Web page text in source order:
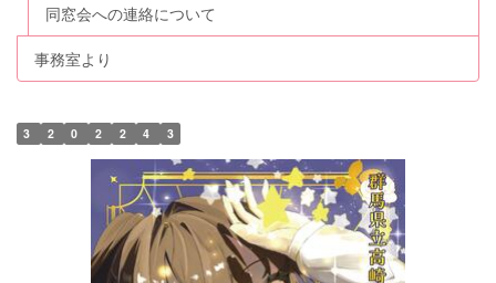
同窓会への連絡について
事務室より
3 2 0 2 2 4 3